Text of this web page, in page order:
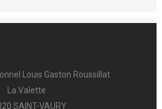
Louis Gaston Roussillat
La Valette
SAINT-VAURY